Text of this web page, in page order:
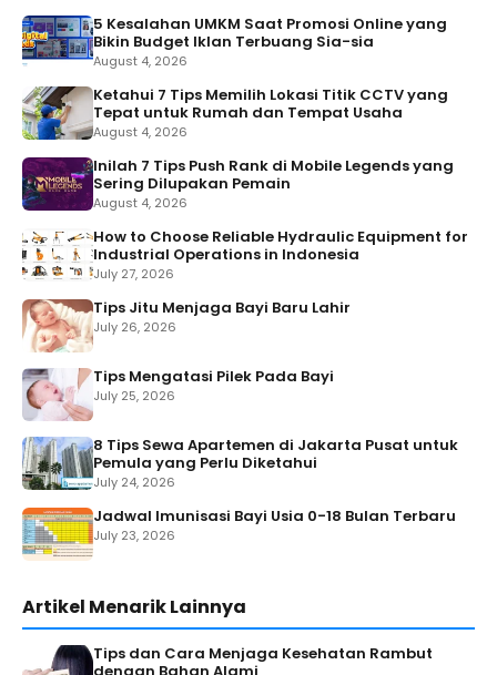
5 Kesalahan UMKM Saat Promosi Online yang
Bikin Budget Iklan Terbuang Sia-sia
August 4, 2026
Ketahui 7 Tips Memilih Lokasi Titik CCTV yang
Tepat untuk Rumah dan Tempat Usaha
August 4, 2026
Inilah 7 Tips Push Rank di Mobile Legends yang
Sering Dilupakan Pemain
August 4, 2026
How to Choose Reliable Hydraulic Equipment for
Industrial Operations in Indonesia
July 27, 2026
Tips Jitu Menjaga Bayi Baru Lahir
July 26, 2026
Tips Mengatasi Pilek Pada Bayi
July 25, 2026
8 Tips Sewa Apartemen di Jakarta Pusat untuk
Pemula yang Perlu Diketahui
July 24, 2026
Jadwal Imunisasi Bayi Usia 0-18 Bulan Terbaru
July 23, 2026
Artikel Menarik Lainnya
Tips dan Cara Menjaga Kesehatan Rambut